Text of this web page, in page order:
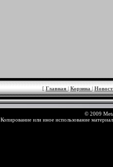
[ Главная | Корзина |
© 2009
Копирование или иное использование